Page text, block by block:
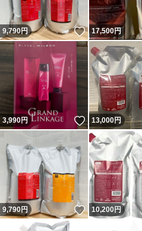
9,790円 いいね！
17,500円
3,990円 いいね！
13,000円
9,790円 いいね！
10,200円